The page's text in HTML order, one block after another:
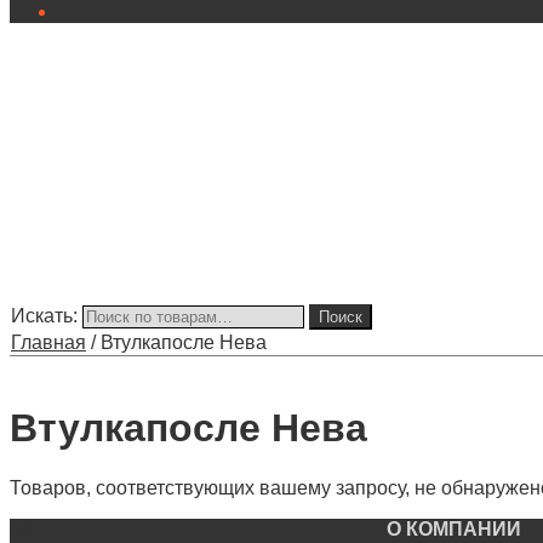
Искать: Поиск
Главная / Втулкапосле Нева
Втулкапосле Нева
Товаров, соответствующих вашему запросу, не
О КОМПАНИИ